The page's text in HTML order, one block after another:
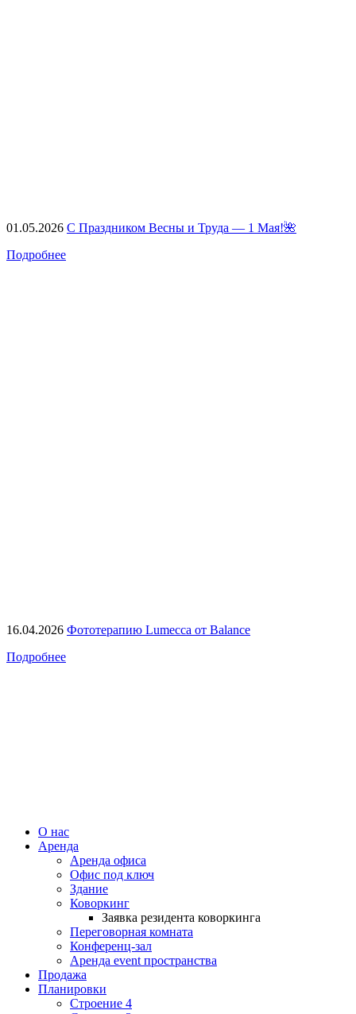
01.05.2026 С Праздником Весны и Труда — 1 Мая!🌺
Подробнее
16.04.2026 Фототерапию Lumecca от Balance
Подробнее
О нас
Аренда
Аренда офиса
Офис под ключ
Здание
Коворкинг
Заявка резидента коворкинга
Переговорная комната
Конференц-зал
Аренда event пространства
Продажа
Планировки
Строение 4